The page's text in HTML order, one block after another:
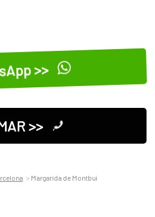
>>
>>
Margarida de Montbui